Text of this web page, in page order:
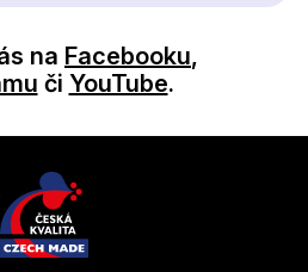
na Facebooku,
či YouTube.